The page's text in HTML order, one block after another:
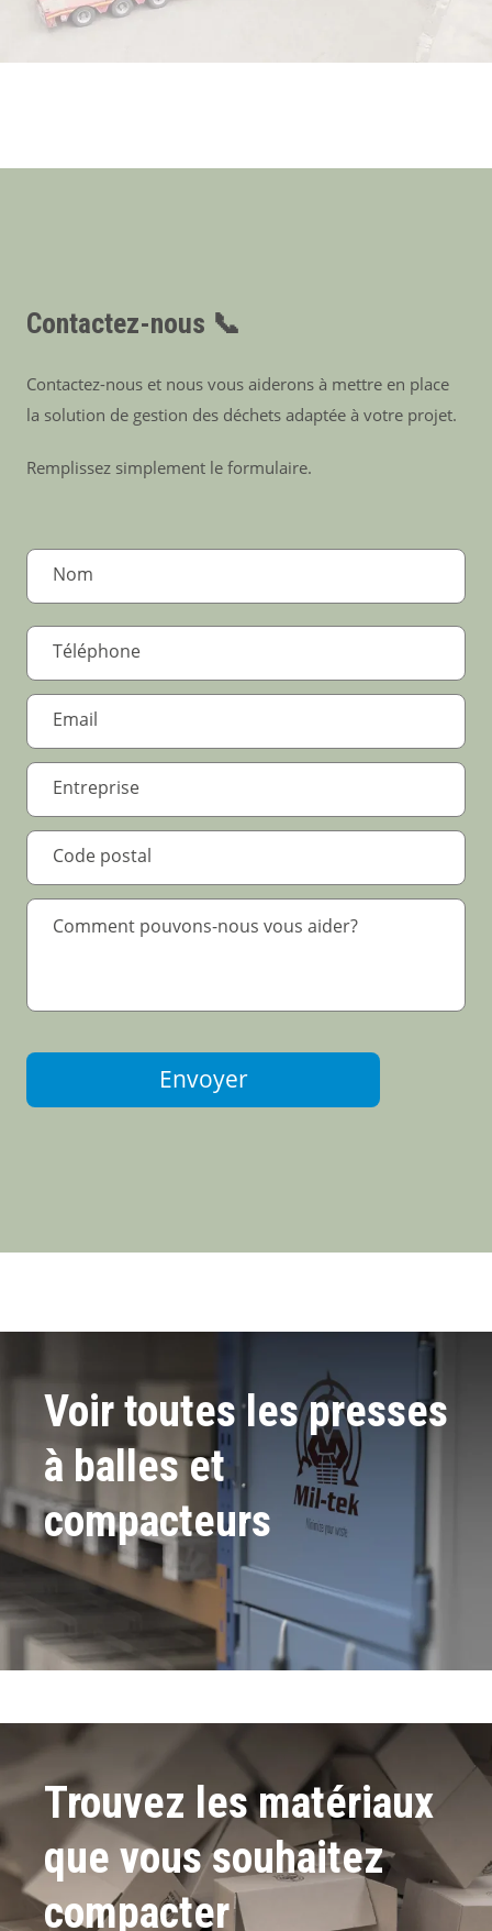
Contactez-nous 📞
Contactez-nous et nous vous aiderons à mettre en place
la solution de gestion des déchets adaptée à votre projet.
Remplissez simplement le formulaire.
.*
.*
Text Area
Envoyer
Voir toutes les presses
à balles et
compacteurs
Trouvez les matériaux
que vous souhaitez
compacter